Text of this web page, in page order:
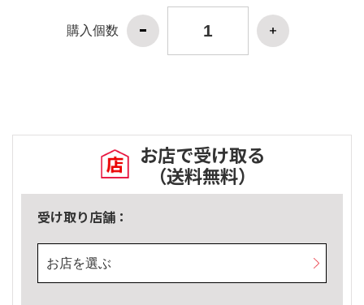
購入個数
お店で受け取る
（送料無料）
受け取り店舗：
お店を選ぶ